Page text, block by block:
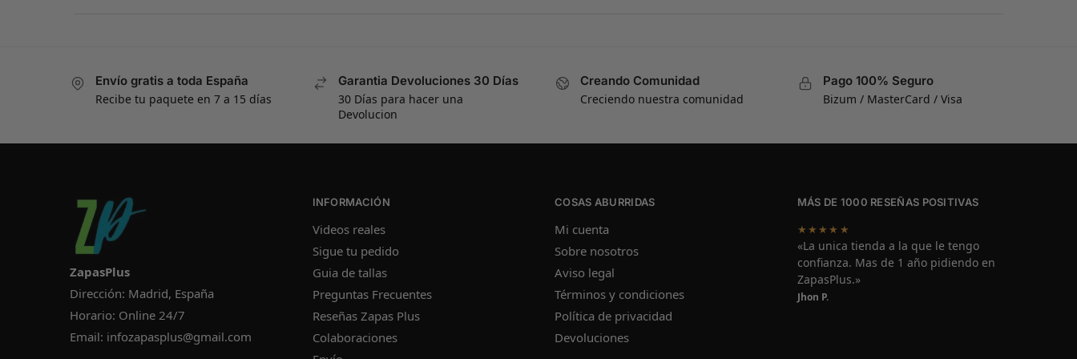
Envío gratis a toda España
Recibe tu paquete en 7 a 15 días
Garantia Devoluciones 30 Días
30 Días para hacer una
Devolucion
Creando Comunidad
Creciendo nuestra comunidad
Pago 100% Seguro
Bizum / MasterCard / Visa
ZapasPlus
Dirección: Madrid, España
Horario: Online 24/7
Email: infozapasplus@gmail.com
INFORMACIÓN
Videos reales
Sigue tu pedido
Guia de tallas
Preguntas Frecuentes
Reseñas Zapas Plus
Colaboraciones
COSAS ABURRIDAS
Mi cuenta
Sobre nosotros
Aviso legal
Términos y condiciones
Política de privacidad
Devoluciones
MÁS DE 1000 RESEÑAS POSITIVAS
★★★★★
«La unica tienda a la que le tengo
confianza. Mas de 1 año pidiendo en
ZapasPlus.»
Jhon P.